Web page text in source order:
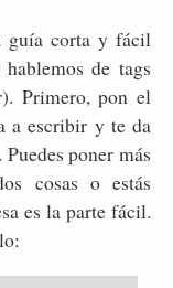
guía corta y fácil
de tags
Primero, pon el
a escribir y te da
poner más
cosas o estás
es la parte fácil.